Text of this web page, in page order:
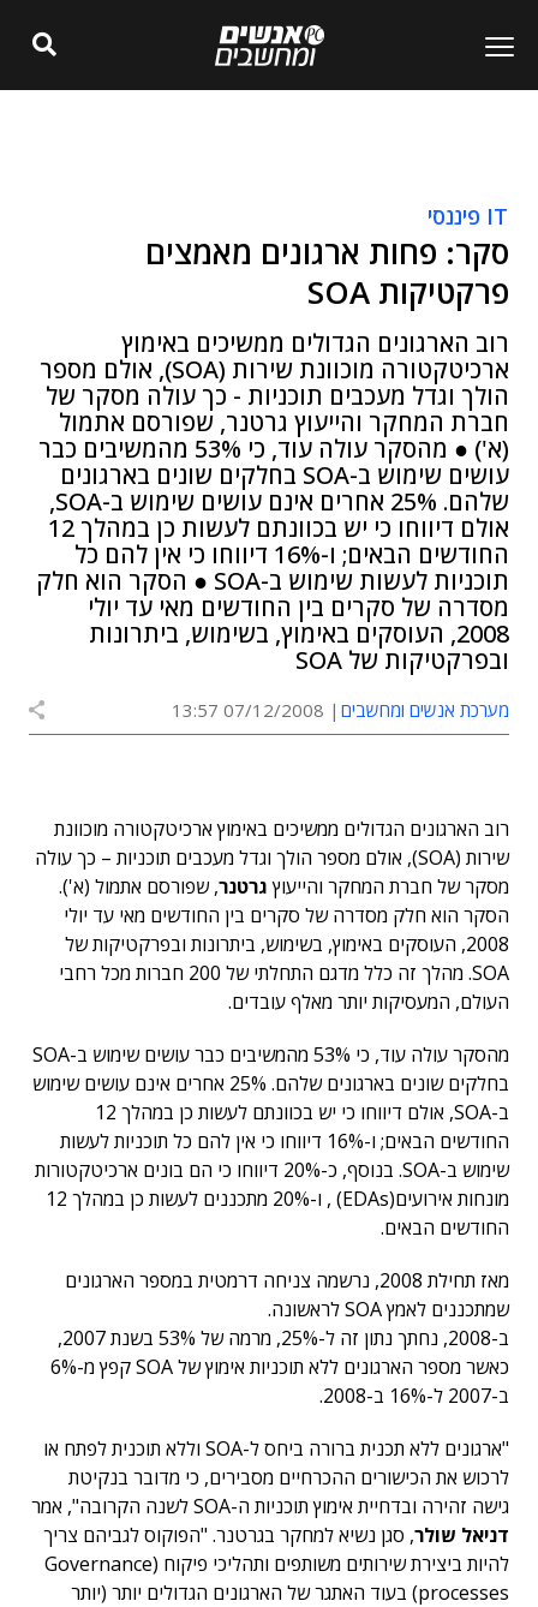
IT פיננסי
סקר: פחות ארגונים מאמצים
פרקטיקות SOA
רוב הארגונים הגדולים ממשיכים באימוץ
ארכיטקטורה מוכוונת שירות (SOA), אולם מספר
הולך וגדל מעכבים תוכניות - כך עולה מסקר של
חברת המחקר והייעוץ גרטנר, שפורסם אתמול
(א') ● מהסקר עולה עוד, כי 53% מהמשיבים כבר
עושים שימוש ב-SOA בחלקים שונים בארגונים
שלהם. 25% אחרים אינם עושים שימוש ב-SOA,
אולם דיווחו כי יש בכוונתם לעשות כן במהלך 12
החודשים הבאים; ו-16% דיווחו כי אין להם כל
תוכניות לעשות שימוש ב-SOA ● הסקר הוא חלק
מסדרה של סקרים בין החודשים מאי עד יולי
2008, העוסקים באימוץ, בשימוש, ביתרונות
ובפרקטיקות של SOA
מערכת אנשים ומחשבים 07/12/2008 13:57
רוב הארגונים הגדולים ממשיכים באימוץ ארכיטקטורה מוכוונת
שירות (SOA), אולם מספר הולך וגדל מעכבים תוכניות – כך עולה
מסקר של חברת המחקר והייעוץגרטנר, שפורסם אתמול (א').
הסקר הוא חלק מסדרה של סקרים בין החודשים מאי עד יולי
2008, העוסקים באימוץ, בשימוש, ביתרונות ובפרקטיקות של
SOA. מהלך זה כלל מדגם התחלתי של 200 חברות מכל רחבי
העולם, המעסיקות יותר מאלף עובדים.
מהסקר עולה עוד, כי 53% מהמשיבים כבר עושים שימוש ב-SOA
בחלקים שונים בארגונים שלהם. 25% אחרים אינם עושים שימוש
ב-SOA, אולם דיווחו כי יש בכוונתם לעשות כן במהלך 12
החודשים הבאים; ו-16% דיווחו כי אין להם כל תוכניות לעשות
שימוש ב-SOA. בנוסף, כ-20% דיווחו כי הם בונים ארכיטקטורות
מונחות אירועים(EDAs) , ו-20% מתכננים לעשות כן במהלך 12
החודשים הבאים.
מאז תחילת 2008, נרשמה צניחה דרמטית במספר הארגונים
שמתכננים לאמץ SOA לראשונה.
ב-2008, נחתך נתון זה ל-25%, מרמה של 53% בשנת 2007,
כאשר מספר הארגונים ללא תוכניות אימוץ של SOA קפץ מ-6%
ב-2007 ל-16% ב-2008.
"ארגונים ללא תכנית ברורה ביחס ל-SOA וללא תוכנית לפתח או
לרכוש את הכישורים ההכרחיים מסבירים, כי מדובר בנקיטת
גישה זהירה ובדחיית אימוץ תוכניות ה-SOA לשנה הקרובה", אמר
דניאל שולר, סגן נשיא למחקר בגרטנר. "הפוקוס לגביהם צריך
להיות ביצירת שירותים משותפים ותהליכי פיקוח (Governance
processes) בעוד האתגר של הארגונים הגדולים יותר (יותר